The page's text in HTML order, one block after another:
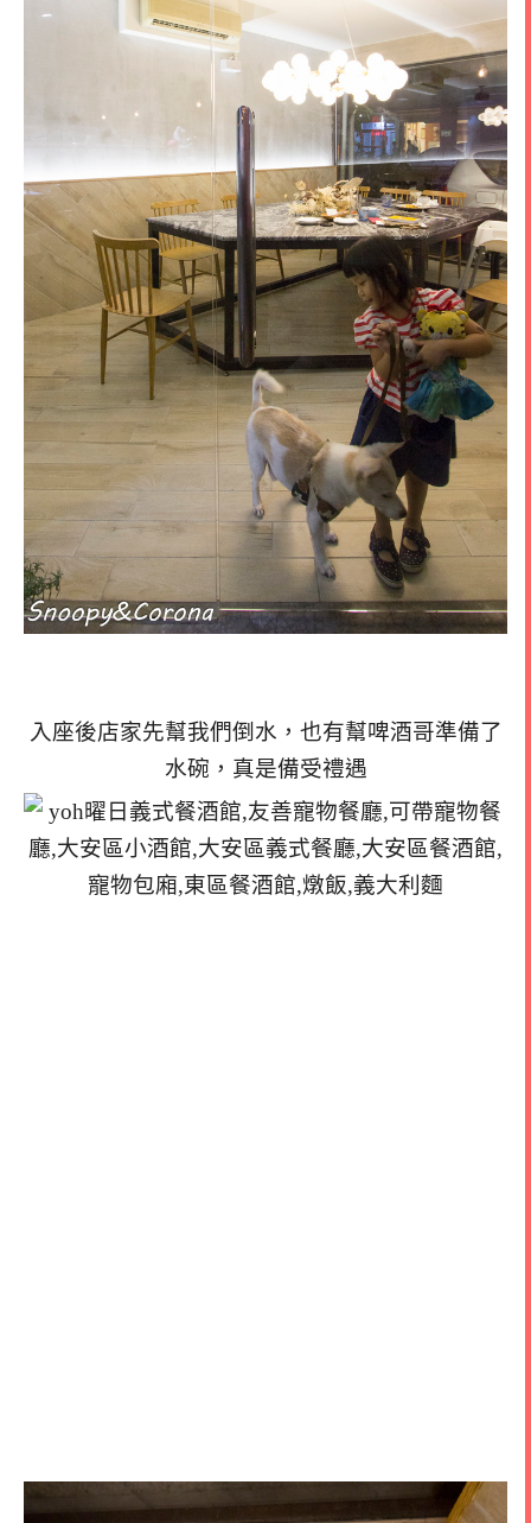
入座後店家先幫我們倒水，也有幫啤酒哥準備了
水碗，真是備受禮遇